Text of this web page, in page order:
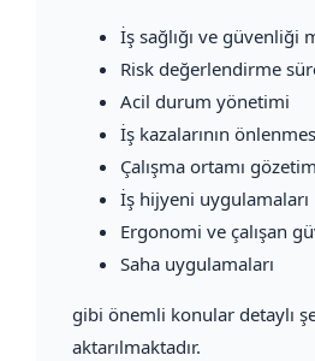
İş sağlığı ve güvenliği
Risk değerlendirme
Acil durum yönetimi
İş kazalarının
Çalışma ortamı
İş hijyeni uygulamaları
Ergonomi ve çalışan
Saha uygulamaları
gibi önemli konular detaylı
aktarılmaktadır.